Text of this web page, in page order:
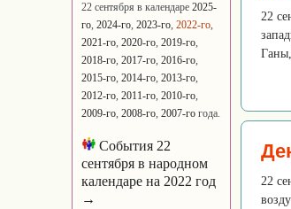
22 сентября в календаре 2025-
го, 2024-го, 2023-го, 2022-го,
2021-го, 2020-го, 2019-го,
2018-го, 2017-го, 2016-го,
2015-го, 2014-го, 2013-го,
2012-го, 2011-го, 2010-го,
2009-го, 2008-го, 2007-го года.
События 22
сентября в народном
календаре на 2022 год
→
22
22